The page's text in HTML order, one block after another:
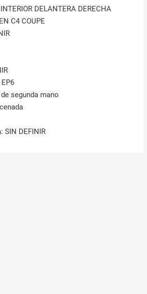
DELANTERA DERECHA
C4 COUPE
segunda mano
: SIN DEFINIR